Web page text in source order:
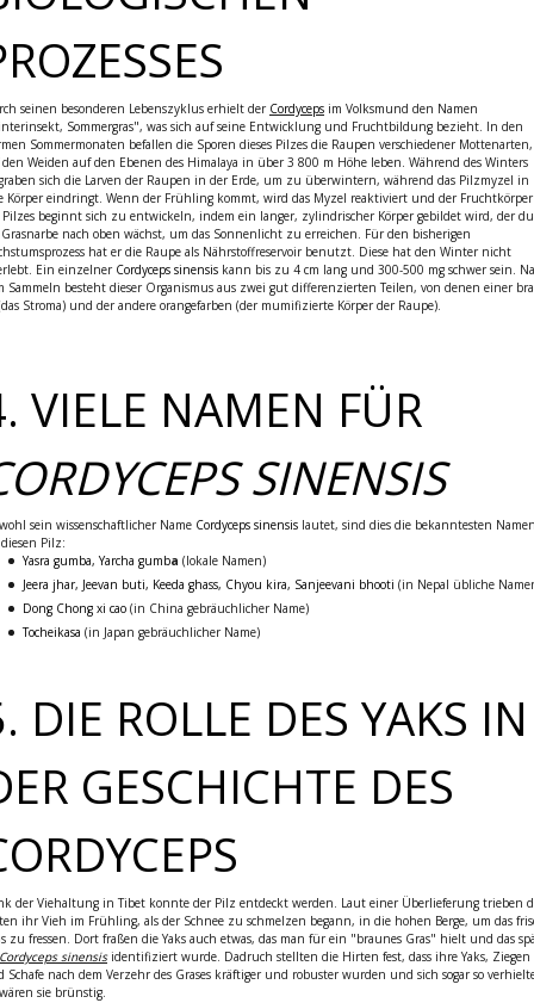
seinen besonderen Lebenszyklus erhielt der Cordyceps im Volksmund den Namen
Sommergras", was sich auf seine Entwicklung und Fruchtbildung bezieht. In den
Sommermonaten befallen die Sporen dieses Pilzes die Raupen verschiedener
Weiden auf den Ebenen des Himalaya in über 3 800 m Höhe leben. Während des Winters
sich die Larven der Raupen in der Erde, um zu überwintern, während das Pilzmyzel in
Körper eindringt. Wenn der Frühling kommt, wird das Myzel reaktiviert und der Fruchtkörper
Pilzes beginnt sich zu entwickeln, indem ein langer, zylindrischer Körper gebildet wird, der
nach oben wächst, um das Sonnenlicht zu erreichen. Für den bisherigen
hat er die Raupe als Nährstoffreservoir benutzt. Diese hat den Winter nicht
Ein einzelner Cordyceps sinensis kann bis zu 4 cm lang und 300-500 mg schwer sein.
Sammeln besteht dieser Organismus aus zwei gut differenzierten Teilen, von denen einer
Stroma) und der andere orangefarben (der mumifizierte Körper der Raupe).
VIELE NAMEN FÜR
SINENSIS
sein wissenschaftlicher Name Cordyceps sinensis lautet, sind dies die bekanntesten Namen
Pilz:
Yasra gumba, Yarcha gumba (lokale Namen)
Jeera jhar, Jeevan buti, Keeda ghass, Chyou kira, Sanjeevani bhooti (in Nepal übliche
Dong Chong xi cao (in China gebräuchlicher Name)
Tocheikasa (in Japan gebräuchlicher Name)
DIE ROLLE DES YAKS IN
GESCHICHTE DES
der Viehaltung in Tibet konnte der Pilz entdeckt werden. Laut einer Überlieferung trieben
ihr Vieh im Frühling, als der Schnee zu schmelzen begann, in die hohen Berge, um das
zu fressen. Dort fraßen die Yaks auch etwas, das man für ein "braunes Gras" hielt und das
Cordyceps sinensisidentifiziert wurde. Dadruch stellten die Hirten fest, dass ihre Yaks, Ziegen
Schafe nach dem Verzehr des Grases kräftiger und robuster wurden und sich sogar so
sie brünstig.